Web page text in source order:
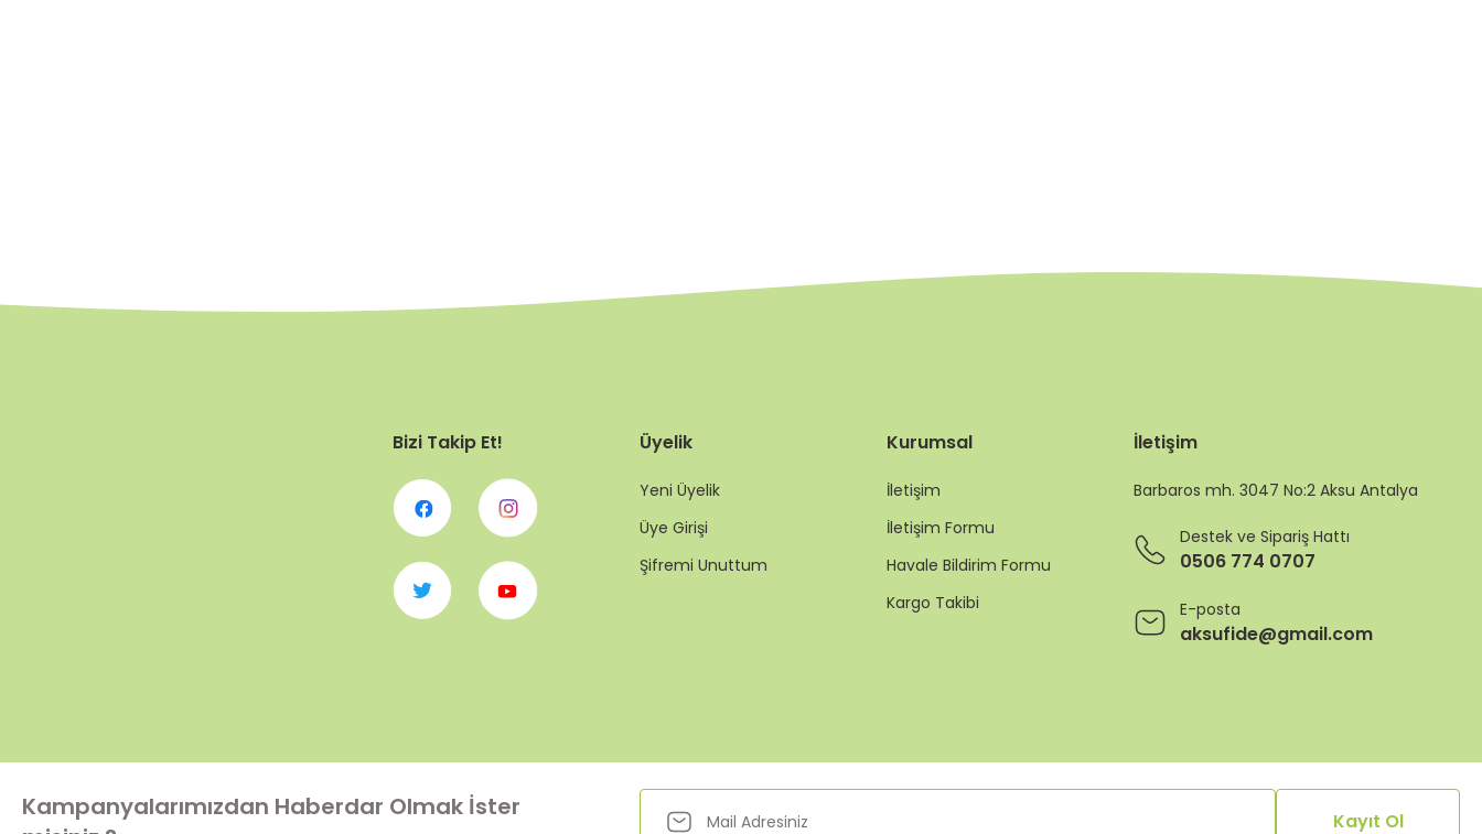
Bizi Takip Et! Üyelik
Yeni Üyelik
Üye Girişi
Şifremi Unuttum
Kurumsal
İletişim
İletişim Formu
Havale Bildirim Formu
Kargo Takibi
İletişim
Barbaros mh. 3047 No:2 Aksu Antalya
Destek ve Sipariş Hattı
0506 774 0707
E-posta
aksufide@gmail.com
Kampanyalarımızdan Haberdar Olmak İster
Kayıt Ol